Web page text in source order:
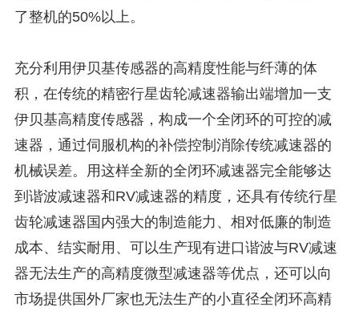
了整机的50%以上。
充分利用伊贝基传感器的高精度性能与纤薄的体
积，在传统的精密行星齿轮减速器输出端增加一支
伊贝基高精度传感器，构成一个全闭环的可控的减
速器，通过伺服机构的补偿控制消除传统减速器的
机械误差。用这样全新的全闭环减速器完全能够达
到谐波减速器和RV减速器的精度，还具有传统行星
齿轮减速器国内强大的制造能力、相对低廉的制造
成本、结实耐用、可以生产现有进口谐波与RV减速
器无法生产的高精度微型减速器等优点，还可以向
市场提供国外厂家也无法生产的小直径全闭环高精